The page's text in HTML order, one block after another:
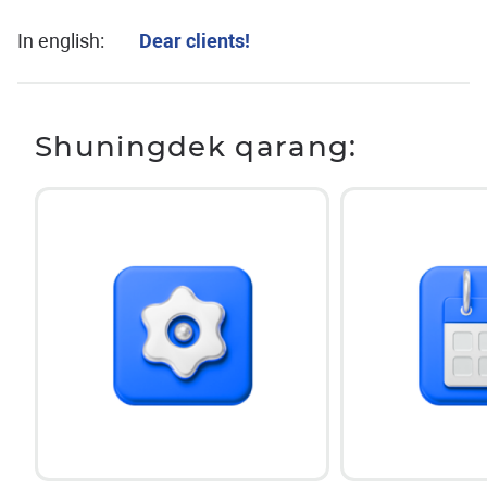
In english: Dear clients!
Shuningdek qarang: